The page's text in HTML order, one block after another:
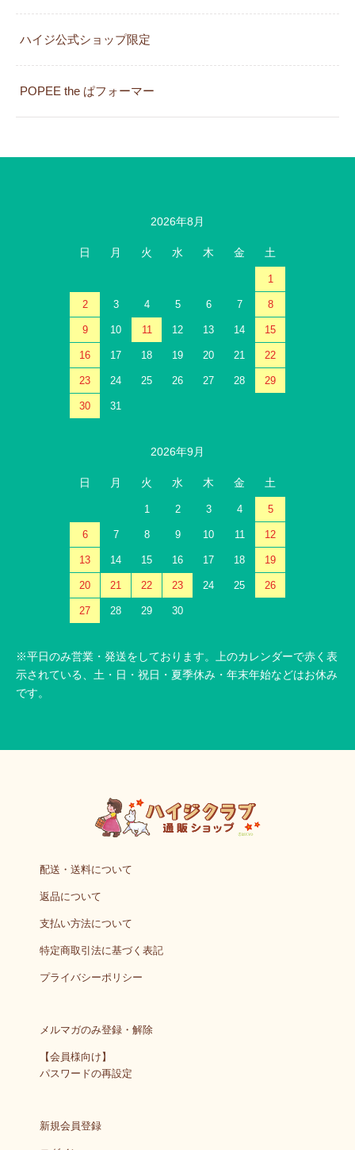
ハイジ公式ショップ限定
POPEE the ぱフォーマー
2026年8月
日 月 火 水 木 金 土
1
2 3 4 5 6 7 8
9 10 11 12 13 14 15
16 17 18 19 20 21 22
23 24 25 26 27 28 29
30 31
2026年9月
日 月 火 水 木 金 土
1 2 3 4 5
6 7 8 9 10 11 12
13 14 15 16 17 18 19
20 21 22 23 24 25 26
27 28 29 30
※平日のみ営業・発送をしております。上のカレンダーで赤く表
示されている、土・日・祝日・夏季休み・年末年始などはお休み
です。
配送・送料について
返品について
支払い方法について
特定商取引法に基づく表記
プライバシーポリシー
メルマガのみ登録・解除
【会員様向け】
パスワードの再設定
新規会員登録